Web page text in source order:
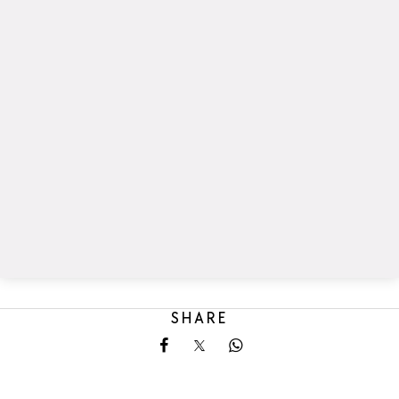
SHARE
Share on Facebook
Share on XShare on Whatsapp